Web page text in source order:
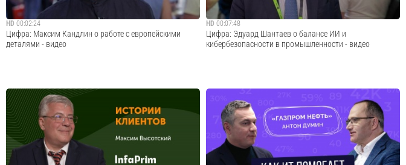
HD 00:02:24
Цифра: Максим Кандлин о работе с европейскими
деталями - видео
Управляющий собственник ООО «Шпиндель сервис»
Максим Кандлин в интервью на конференции
«Эффективное производство 4.0» рассказал нам о
поставках шпиндельных узлов из Европы.Гарантийный
ремонт, адаптация под станки, обучающие центры и
HD 00:07:48
Цифра: Эдуард Шантаев о балансе ИИ и
кибербезопасности в промышленности - видео
В очередном блиц-интервью с конференции
«Эффективное производство 4.0» мы поговорили с
Эдуардом Шантаевым, генеральным директором ФГАУ
«Федеральный центр прикладного развития
искусственного интеллекта».Для чего предприятиям
развивать ИТ-инф...